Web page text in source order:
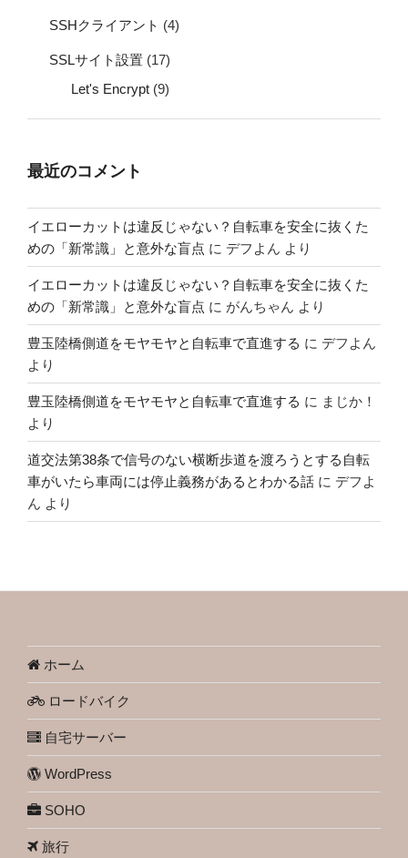
SSHクライアント (4)
SSLサイト設置 (17)
Let's Encrypt (9)
最近のコメント
イエローカットは違反じゃない？自転車を安全に抜くた
めの「新常識」と意外な盲点 に デフよん より
イエローカットは違反じゃない？自転車を安全に抜くた
めの「新常識」と意外な盲点 に がんちゃん より
豊玉陸橋側道をモヤモヤと自転車で直進する に デフよん
より
豊玉陸橋側道をモヤモヤと自転車で直進する に まじか！
より
道交法第38条で信号のない横断歩道を渡ろうとする自転
車がいたら車両には停止義務があるとわかる話 に デフよ
ん より
ホーム
ロードバイク
自宅サーバー
WordPress
SOHO
旅行